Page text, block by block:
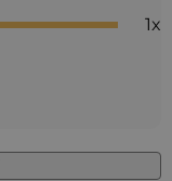
1x